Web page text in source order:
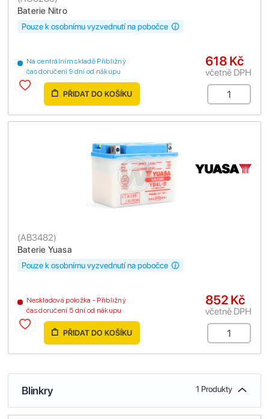
Baterie Nitro
Na centrálním skladě Přibližný
čas doručení 9 dní od nákupu
Pouze k osobnímu vyzvednutí na pobočce
618 Kč
včetně DPH
PŘIDAT DO KOŠÍKU
Baterie Yuasa
(AB3482)
Neskladová položka - Přibližný
čas doručení 5 dní od nákupu
Pouze k osobnímu vyzvednutí na pobočce
852 Kč
včetně DPH
PŘIDAT DO KOŠÍKU
Blinkry 1 Produkty